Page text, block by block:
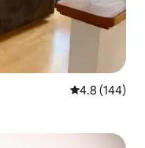
平均评分 4.8
4.8 (144)